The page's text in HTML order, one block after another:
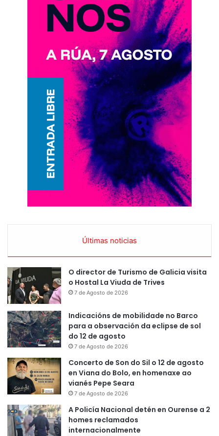
Últimas noticias
O director de Turismo de Galicia visita
o Hostal La Viuda de Trives
7 de Agosto de 2026
Indicacións de mobilidade no Barco
para a observación da eclipse de sol
do 12 de agosto
7 de Agosto de 2026
Concerto de Son do Sil o 12 de agosto
en Viana do Bolo, en homenaxe ao
vianés Pepe Seara
7 de Agosto de 2026
A Policía Nacional detén en Ourense a 2
homes reclamados
internacionalmente